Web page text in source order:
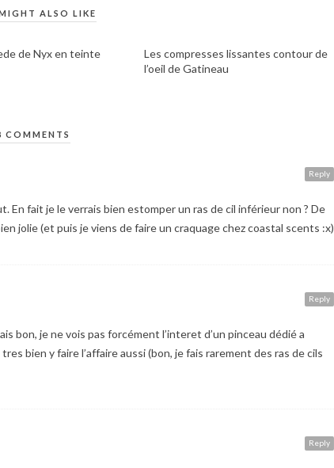
ALSO LIKE
de Nyx en teinte
Les compresses lissantes contour de
l’oeil de Gatineau
COMMENTS
Reply
En fait je le verrais bien estomper un ras de cil inférieur non ? De
jolie (et puis je viens de faire un craquage chez coastal scents :x)
Reply
bon, je ne vois pas forcément l’interet d’un pinceau dédié a
bien y faire l’affaire aussi (bon, je fais rarement des ras de cils
Reply